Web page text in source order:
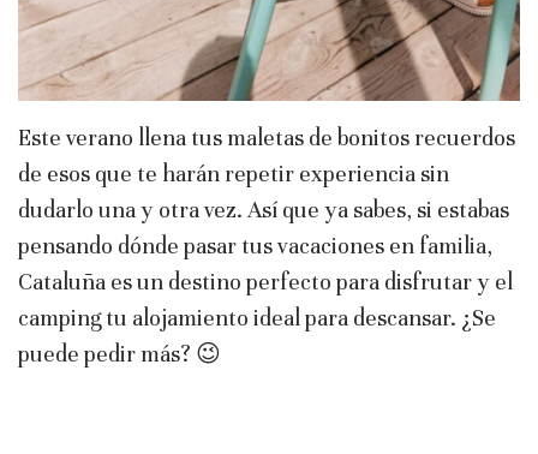
Este verano llena tus maletas de bonitos recuerdos
de esos que te harán repetir experiencia sin
dudarlo una y otra vez. Así que ya sabes, si estabas
pensando dónde pasar tus vacaciones en familia,
Cataluña es un destino perfecto para disfrutar y el
camping tu alojamiento ideal para descansar. ¿Se
puede pedir más? 😉